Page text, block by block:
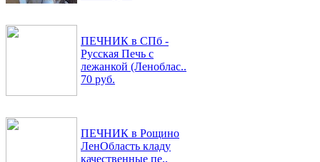
ПЕЧНИК в СПб -
Русская Печь с
лежанкой (Леноблас..
70 руб.
ПЕЧНИК в Рощино
ЛенОбласть кладу
качественные пе..